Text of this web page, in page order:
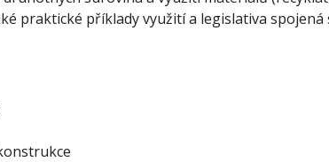
praktické příklady využití a legislativa spojená